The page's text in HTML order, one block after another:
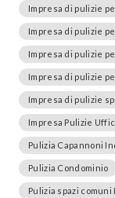
Impresa di pulizie
Impresa di pulizie
Impresa di pulizie
Impresa di pulizie
Impresa di pulizie
Impresa Pulizie
Pulizia Capannoni
Pulizia Condominio
Pulizia spazi comuni